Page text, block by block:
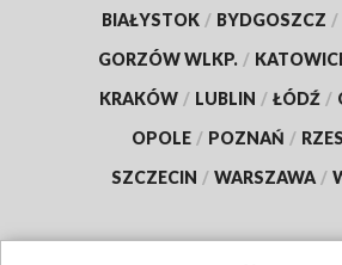
BIAŁYSTOK / BYDGOSZCZ /
GORZÓW WLKP. /
KRAKÓW / LUBLIN / ŁÓDŹ /
OPOLE / POZNAŃ /
SZCZECIN / WARSZAWA /